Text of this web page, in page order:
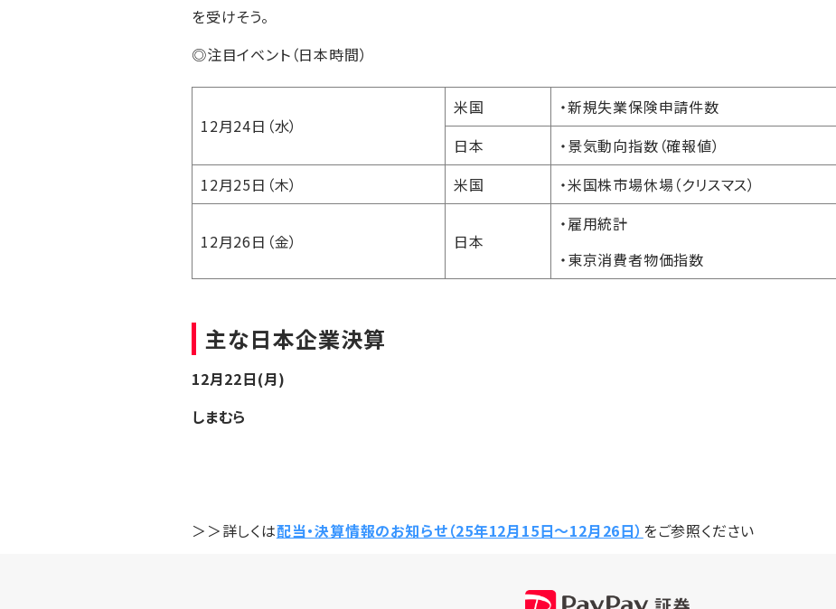
を受けそう。
◎注目イベント（日本時間）
12月24日（水）
米国
・新規失業保険申請件数
日本
・景気動向指数（確報値）
12月25日（木）
米国 ・米国株市場休場（クリスマス）
12月26日（金） 日本
・雇用統計
・東京消費者物価指数
主な日本企業決算
12月22日(月)
しまむら
＞＞詳しくは配当・決算情報のお知らせ（25年12月15日〜12月26日） をご参照ください